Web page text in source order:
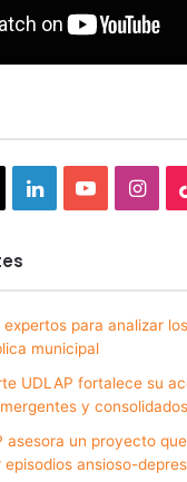
LinkedInYouTube
para analizar
municipal
UDLAP fortalece su
y consolidados
asesora un proyecto
ansioso-